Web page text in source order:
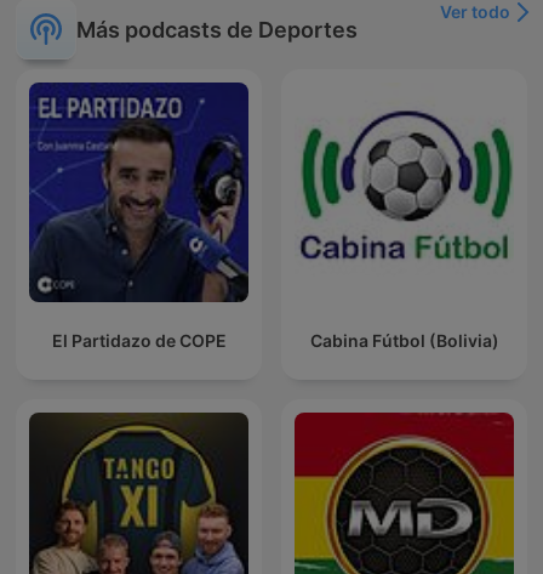
Más podcasts de Deportes
Ver todo
El Partidazo de COPE Cabina Fútbol (Bolivia)